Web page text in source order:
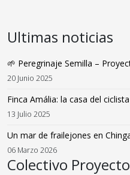
Ultimas noticias
🌱 Peregrinaje Semilla –
20 Junio 2025
Finca Amália: la casa del
13 Julio 2025
Un mar de frailejones en
06 Marzo 2026
Colectivo